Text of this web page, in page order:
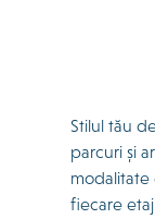
Stilul tău
parcuri și
modalitate
fiecare